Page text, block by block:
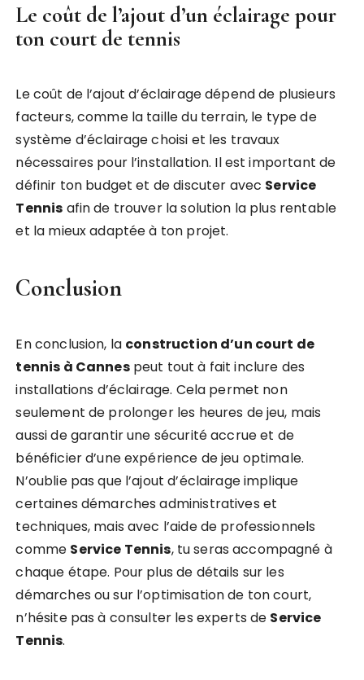
Le coût de l’ajout d’un éclairage pour
ton court de tennis
Le coût de l’ajout d’éclairage dépend de plusieurs
facteurs, comme la taille du terrain, le type de
système d’éclairage choisi et les travaux
nécessaires pour l’installation. Il est important de
définir ton budget et de discuter avec Service
Tennis afin de trouver la solution la plus rentable
et la mieux adaptée à ton projet.
Conclusion
En conclusion, la construction d’un court de
tennis à Cannespeut tout à fait inclure des
installations d’éclairage. Cela permet non
seulement de prolonger les heures de jeu, mais
aussi de garantir une sécurité accrue et de
bénéficier d’une expérience de jeu optimale.
N’oublie pas que l’ajout d’éclairage implique
certaines démarches administratives et
techniques, mais avec l’aide de professionnels
comme Service Tennis, tu seras accompagné à
chaque étape. Pour plus de détails sur les
démarches ou sur l’optimisation de ton court,
n’hésite pas à consulter les experts de Service
Tennis.